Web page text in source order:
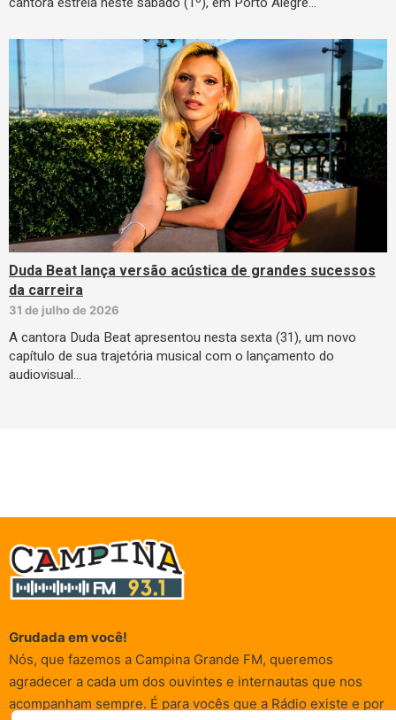
Duda Beat lança versão acústica de grandes sucessos
da carreira
31 de julho de 2026
A cantora Duda Beat apresentou nesta sexta (31), um novo
capítulo de sua trajetória musical com o lançamento do
audiovisual…
Grudada em você!
Nós, que fazemos a Campina Grande FM, queremos
agradecer a cada um dos ouvintes e internautas que nos
acompanham sempre. É para vocês que a Rádio existe e por